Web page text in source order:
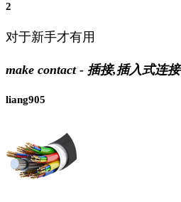
2
对于新手才有用
make contact - 插接,插入式连接
liang905